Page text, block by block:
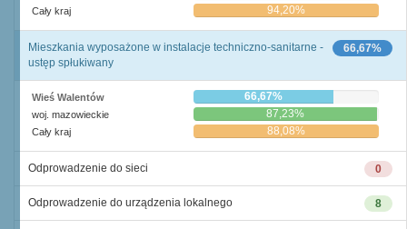
Cały kraj 94,20%
66,67%
Mieszkania wyposażone w instalacje techniczno-sanitarne -
ustęp spłukiwany
Wieś Walentów 66,67%
woj. mazowieckie 87,23%
Cały kraj 88,08%
0
Odprowadzenie do sieci
8
Odprowadzenie do urządzenia lokalnego